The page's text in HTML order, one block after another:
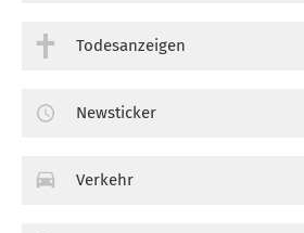
Todesanzeigen
Newsticker
Verkehr